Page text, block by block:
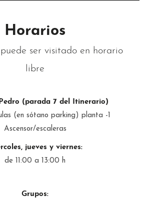
Horarios
ser visitado en horario
libre
(parada 7 del Itinerario)
(en sótano parking) planta -1
Ascensor/escaleras
jueves y viernes:
de 11:00 a 13:00 h
Grupos: